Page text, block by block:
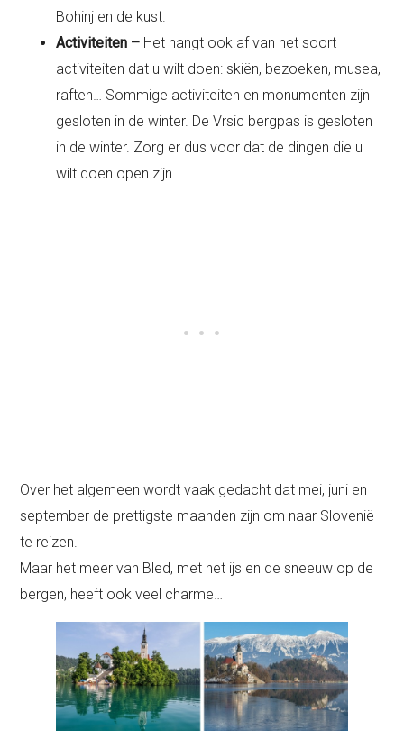
Bohinj en de kust.
Activiteiten – Het hangt ook af van het soort
activiteiten dat u wilt doen: skiën, bezoeken, musea,
raften… Sommige activiteiten en monumenten zijn
gesloten in de winter. De Vrsic bergpas is gesloten
in de winter. Zorg er dus voor dat de dingen die u
wilt doen open zijn.
Over het algemeen wordt vaak gedacht dat mei, juni en
september de prettigste maanden zijn om naar Slovenië
te reizen.
Maar het meer van Bled, met het ijs en de sneeuw op de
bergen, heeft ook veel charme…